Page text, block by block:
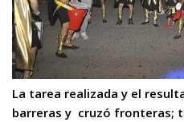
La tarea realizada y el
barreras y cruzó fronteras;